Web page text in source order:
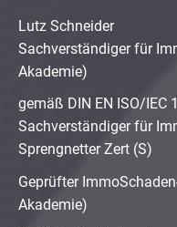
Lutz Schneider
Sachverständiger für
Akademie)
gemäß DIN EN ISO/IEC
Sachverständiger für
Sprengnetter Zert (S)
Geprüfter
Akademie)